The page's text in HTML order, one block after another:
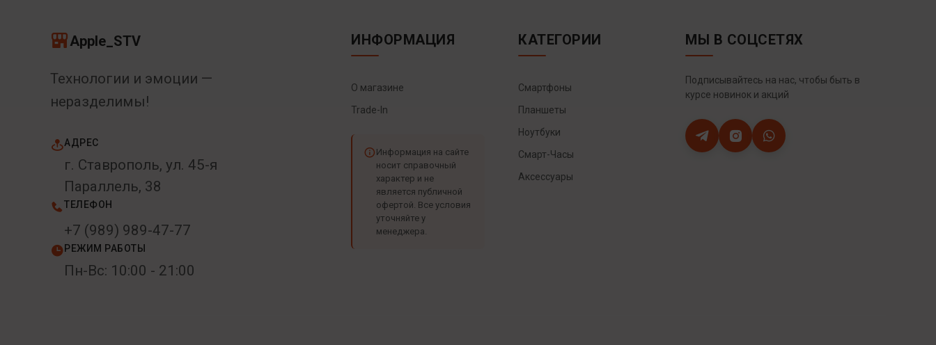
Apple_STV
Технологии и эмоции —
неразделимы!
АДРЕС
г. Ставрополь, ул. 45-я
Параллель, 38
ТЕЛЕФОН
+7 (989) 989-47-77
РЕЖИМ РАБОТЫ
Пн-Вс: 10:00 - 21:00
ИНФОРМАЦИЯ
О магазине
Trade-In
Информация на сайте
носит справочный
характер и не
является публичной
офертой. Все условия
уточняйте у
менеджера.
КАТЕГОРИИ
Смартфоны
Планшеты
Ноутбуки
Смарт-Часы
Аксессуары
МЫ В СОЦСЕТЯХ
Подписывайтесь на нас, чтобы быть в
курсе новинок и акций